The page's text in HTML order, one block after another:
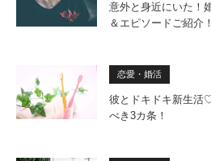
意外と身近にいた！
＆エピソードご紹介！
恋愛・婚活
彼とドキドキ新生活
べき3カ条！